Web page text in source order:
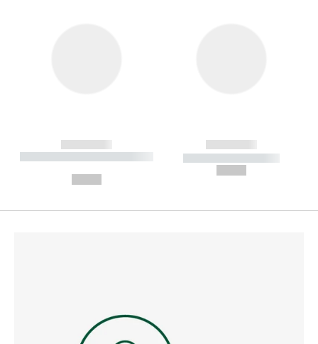
------------
----------- ----------- --------
------------
----------- -----------